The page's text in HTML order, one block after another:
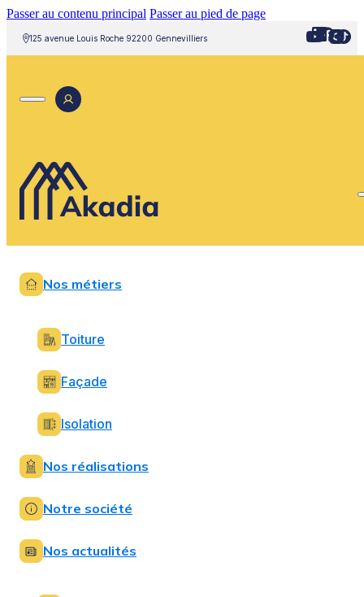
Passer au contenu principal Passer au pied de page
125 avenue Louis Roche 92200 Gennevilliers
Nos métiers
Toiture
Façade
Isolation
Nos réalisations
Notre société
Nos actualités